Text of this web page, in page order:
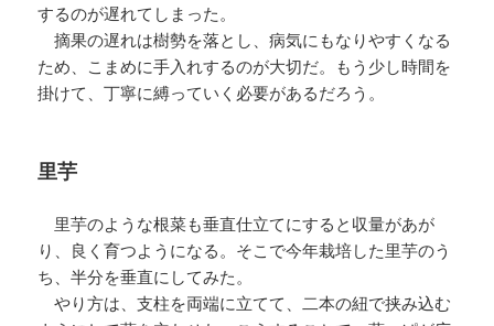
するのが遅れてしまった。
摘果の遅れは樹勢を落とし、病気にもなりやすくなる
ため、こまめに手入れするのが大切だ。もう少し時間を
掛けて、丁寧に縛っていく必要があるだろう。
里芋
里芋のような根菜も垂直仕立てにすると収量があが
り、良く育つようになる。そこで今年栽培した里芋のう
ち、半分を垂直にしてみた。
やり方は、支柱を両端に立てて、二本の紐で挟み込む